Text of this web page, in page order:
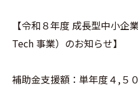
【令和８年度 成長型中小企
Tech 事業）のお知らせ】
補助金支援額：単年度４,